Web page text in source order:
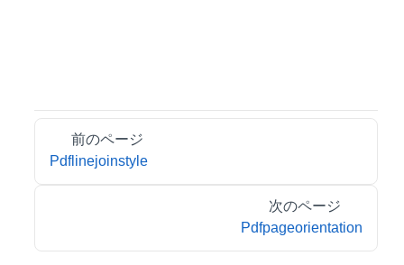
前のページ
Pdflinejoinstyle
次のページ
Pdfpageorientation